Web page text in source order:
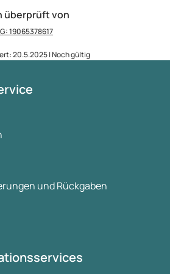
überprüft von
19065378617
20.5.2025 | Noch gültig
und Rückgaben